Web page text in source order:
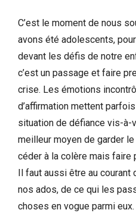
C’est le moment de nous
avons été adolescents,
devant les défis de notre
c’est un passage et faire
crise. Les émotions
d’affirmation mettent
situation de défiance vis-à-
meilleur moyen de garder
céder à la colère mais faire
Il faut aussi être au
nos ados, de ce qui les
choses en vogue parmi